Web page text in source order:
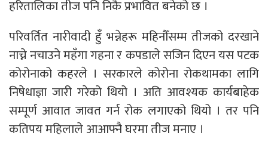
हरितालिका तीज पनि निकै प्रभावित बनेको छ ।
परिवर्तित नारीवादी हुँ भन्नेहरू महिनौँसम्म तीजको दरखाने
नाच्ने नचाउने महँगा गहना र कपडाले सजिन दिएन यस पटक
कोरोनाको कहरले । सरकारले कोरोना रोकथामका लागि
निषेधाज्ञा जारी गरेको थियो । अति आवश्यक कार्यबाहेक
सम्पूर्ण आवात जावत गर्न रोक लगाएको थियो । तर पनि
कतिपय महिलाले आआफ्नै घरमा तीज मनाए ।